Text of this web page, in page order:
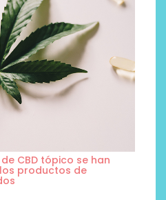
CBD tópico se han
productos de